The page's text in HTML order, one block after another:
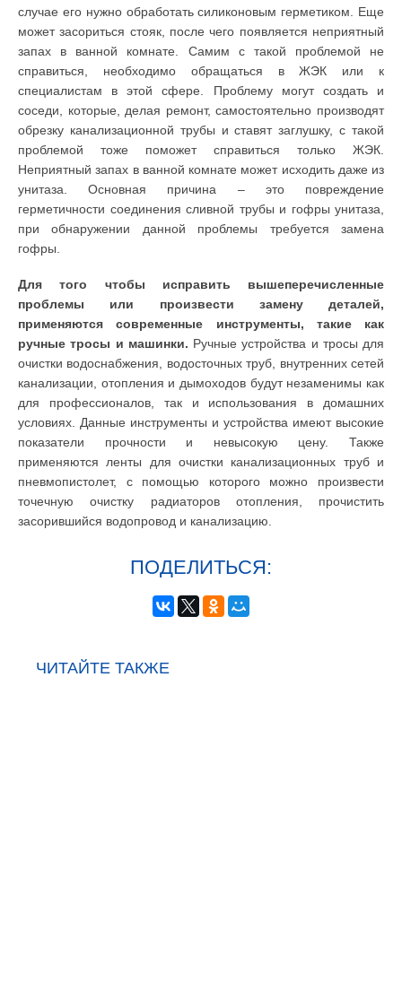
случае его нужно обработать силиконовым герметиком. Еще
может засориться стояк, после чего появляется неприятный
запах в ванной комнате. Самим с такой проблемой не
справиться, необходимо обращаться в ЖЭК или к
специалистам в этой сфере. Проблему могут создать и
соседи, которые, делая ремонт, самостоятельно производят
обрезку канализационной трубы и ставят заглушку, с такой
проблемой тоже поможет справиться только ЖЭК.
Неприятный запах в ванной комнате может исходить даже из
унитаза. Основная причина – это повреждение
герметичности соединения сливной трубы и гофры унитаза,
при обнаружении данной проблемы требуется замена
гофры.
Для того чтобы исправить вышеперечисленные
проблемы или произвести замену деталей,
применяются современные инструменты, такие как
ручные тросы и машинки. Ручные устройства и тросы для
очистки водоснабжения, водосточных труб, внутренних сетей
канализации, отопления и дымоходов будут незаменимы как
для профессионалов, так и использования в домашних
условиях. Данные инструменты и устройства имеют высокие
показатели прочности и невысокую цену. Также
применяются ленты для очистки канализационных труб и
пневмопистолет, с помощью которого можно произвести
точечную очистку радиаторов отопления, прочистить
засорившийся водопровод и канализацию.
ПОДЕЛИТЬСЯ:
ЧИТАЙТЕ ТАКЖЕ